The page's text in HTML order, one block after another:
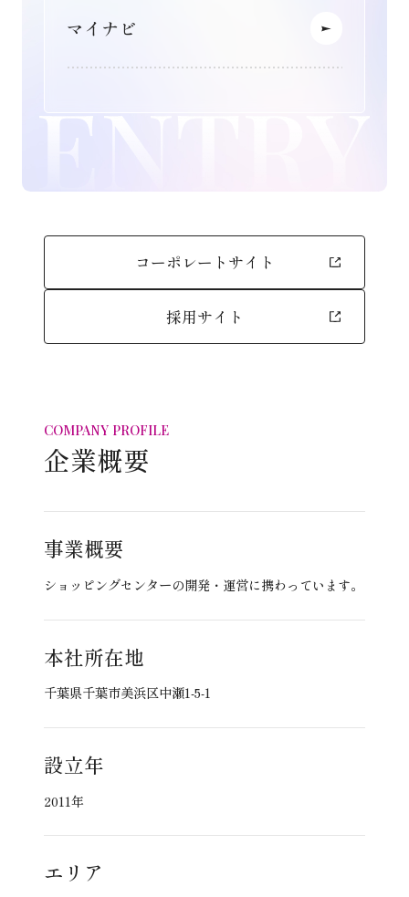
マイナビ
コーポレートサイト
採用サイト
COMPANY PROFILE
企業概要
事業概要
ショッピングセンターの開発・運営に携わっています。
本社所在地
千葉県千葉市美浜区中瀬1-5-1
設立年
2011年
エリア